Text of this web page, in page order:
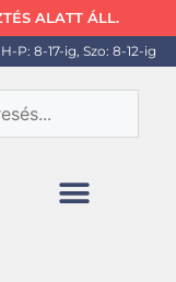
ALATT ÁLL.
H-P: 8-17-ig, Szo: 8-12-ig